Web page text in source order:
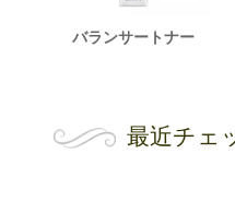
バランサートナー
最近チェ